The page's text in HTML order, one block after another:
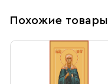
Похожие товары